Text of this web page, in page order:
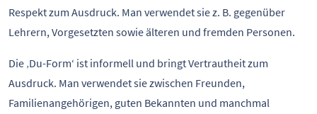
Respekt zum Ausdruck. Man verwendet sie z. B. gegenüber
Lehrern, Vorgesetzten sowie älteren und fremden Personen.
Die ‚Du-Form‘ ist informell und bringt Vertrautheit zum
Ausdruck. Man verwendet sie zwischen Freunden,
Familienangehörigen, guten Bekannten und manchmal